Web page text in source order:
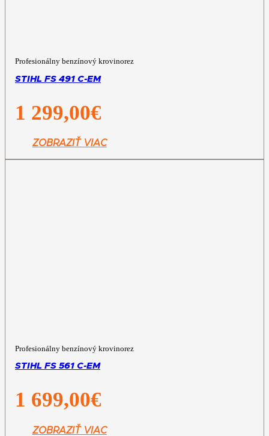
Profesionálny benzínový krovinorez
STIHL FS 491 C-EM
1 299,00€
ZOBRAZIŤ VIAC
Profesionálny benzínový krovinorez
STIHL FS 561 C-EM
1 699,00€
ZOBRAZIŤ VIAC